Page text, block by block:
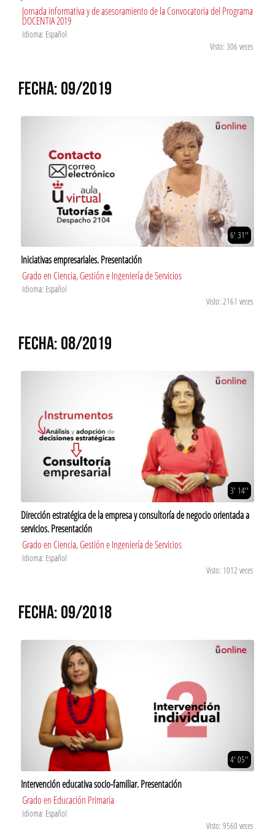
Jornada informativa y de asesoramiento de la Convocatoria del Programa
DOCENTIA 2019
Idioma: Español
Visto: 306 veces
FECHA: 09/2019
6' 31''
Iniciativas empresariales. Presentación
Grado en Ciencia, Gestión e Ingeniería de Servicios
Idioma: Español
Visto: 2161 veces
FECHA: 08/2019
3' 14''
Dirección estratégica de la empresa y consultoría de negocio orientada a
servicios. Presentación
Grado en Ciencia, Gestión e Ingeniería de Servicios
Idioma: Español
Visto: 1012 veces
FECHA: 09/2018
4' 05''
Intervención educativa socio-familiar. Presentación
Grado en Educación Primaria
Idioma: Español
Visto: 9560 veces